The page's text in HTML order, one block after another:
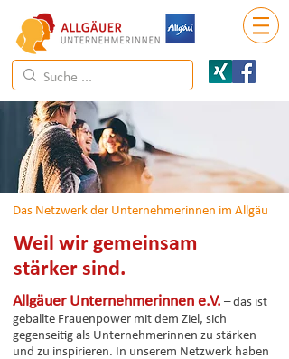
Das Netzwerk der Unternehmerinnen im Allgäu
Weil wir gemeinsam
stärker sind.
Allgäuer Unternehmerinnen e.V. – das ist
geballte Frauenpower mit dem Ziel, sich
gegenseitig als Unternehmerinnen zu stärken
und zu inspirieren. In unserem Netzwerk haben